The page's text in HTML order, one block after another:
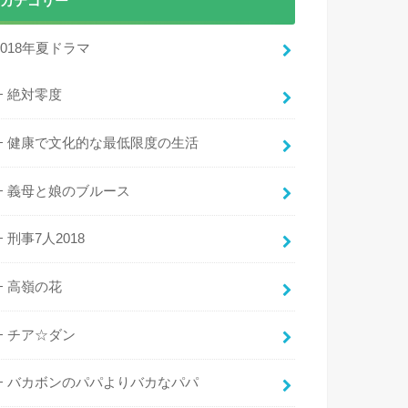
年夏ドラマ
絶対零度
健康で文化的な最低限度の生活
義母と娘のブルース
刑事7人2018
高嶺の花
チア☆ダン
バカボンのパパよりバカなパパ